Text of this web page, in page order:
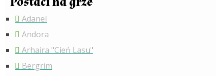
Adanel
Andora
Arhaira "Cień Lasu"
Bergrim